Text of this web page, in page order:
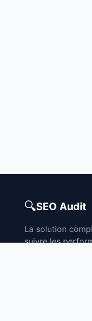
🔍SEO Audit
La solution
suivre les